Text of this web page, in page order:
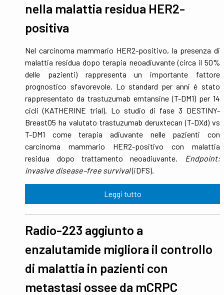
nella malattia residua HER2-
positiva
Nel carcinoma mammario HER2-positivo, la presenza di
malattia residua dopo terapia neoadiuvante (circa il 50%
delle pazienti) rappresenta un importante fattore
prognostico sfavorevole. Lo standard per anni è stato
rappresentato da trastuzumab emtansine (T-DM1) per 14
cicli (KATHERINE trial). Lo studio di fase 3 DESTINY-
Breast05 ha valutato trastuzumab deruxtecan (T-DXd) vs
T-DM1 come terapia adiuvante nelle pazienti con
carcinoma mammario HER2-positivo con malattia
residua dopo trattamento neoadiuvante. Endpoint:
invasive disease–free survival(iDFS).
Leggi tutto
Radio-223 aggiunto a
enzalutamide migliora il controllo
di malattia in pazienti con
metastasi ossee da mCRPC